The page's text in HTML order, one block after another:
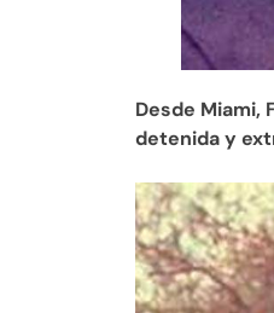
Desde Miami,
detenida y